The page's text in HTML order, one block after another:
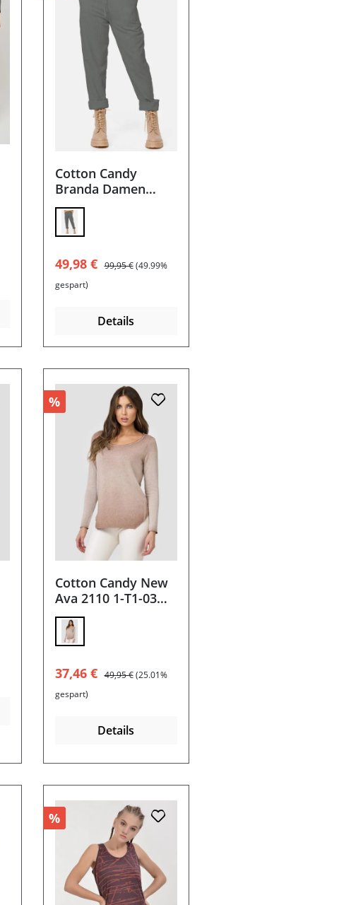
Cotton Candy
Branda Damen
Cord Hose
Verkaufspreis:
49,98 € Regulärer Preis:
99,95 € (49.99%
gespart)
Details
%
Cotton Candy New
Ava 2110 1-T1-03
Damen
Langarmshirt
Verkaufspreis:
37,46 € Regulärer Preis:
49,95 € (25.01%
gespart)
Details
%